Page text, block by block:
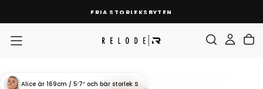
INNEHÅLL
FRIA STORLEKSBYTEN
Alice är 169cm / 5′7″ och bär storlek S